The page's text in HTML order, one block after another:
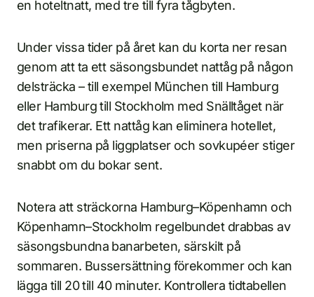
en hoteltnatt, med tre till fyra tågbyten.
Under vissa tider på året kan du korta ner resan
genom att ta ett säsongsbundet nattåg på någon
delsträcka – till exempel München till Hamburg
eller Hamburg till Stockholm med Snälltåget när
det trafikerar. Ett nattåg kan eliminera hotellet,
men priserna på liggplatser och sovkupéer stiger
snabbt om du bokar sent.
Notera att sträckorna Hamburg–Köpenhamn och
Köpenhamn–Stockholm regelbundet drabbas av
säsongsbundna banarbeten, särskilt på
sommaren. Bussersättning förekommer och kan
lägga till 20 till 40 minuter. Kontrollera tidtabellen